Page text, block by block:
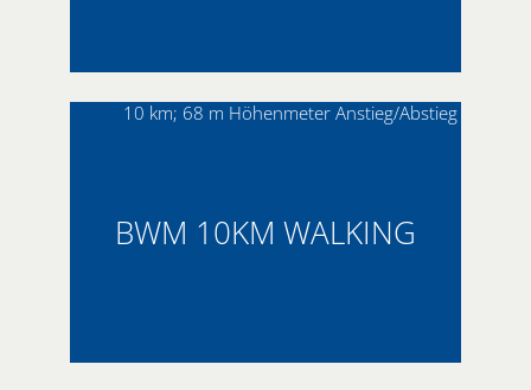
BWM 10KM WALKING
10 km; 68 m Höhenmeter Anstieg/Abstieg